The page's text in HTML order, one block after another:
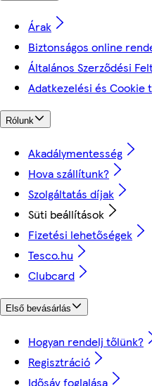
Árak
Biztonságos online
Általános Szerződési
Adatkezelési és Cookie
Rólunk
Akadálymentesség
Hova szállítunk?
Szolgáltatás díjak
Süti beállítások
Fizetési lehetőségek
Tesco.hu
Clubcard
Első bevásárlás
Hogyan rendelj tőlünk?
Regisztráció
Idősáv foglalása